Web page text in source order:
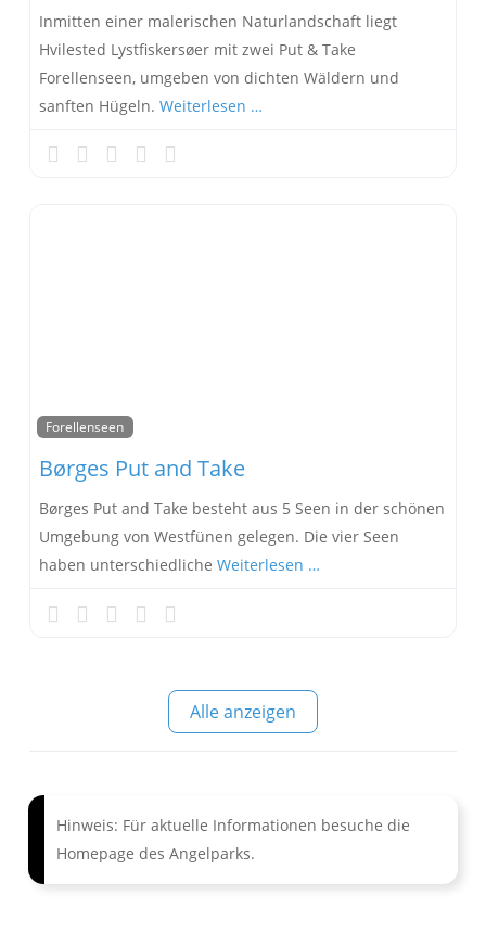
Inmitten einer malerischen Naturlandschaft liegt
Hvilested Lystfiskersøer mit zwei Put & Take
Forellenseen, umgeben von dichten Wäldern und
sanften Hügeln. Weiterlesen …
Forellenseen
Børges Put and Take
Børges Put and Take besteht aus 5 Seen in der schönen
Umgebung von Westfünen gelegen. Die vier Seen
haben unterschiedliche Weiterlesen …
Alle anzeigen
Hinweis: Für aktuelle Informationen besuche die
Homepage des Angelparks.